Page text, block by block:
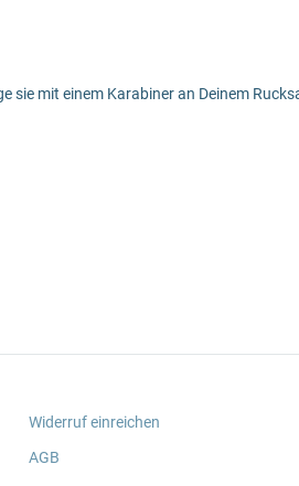
mit einem Karabiner an Deinem
Widerruf einreichen
AGB